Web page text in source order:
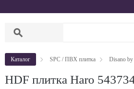
search
Каталог SPC / ПВХ плитка Disano
HDF плитка Haro